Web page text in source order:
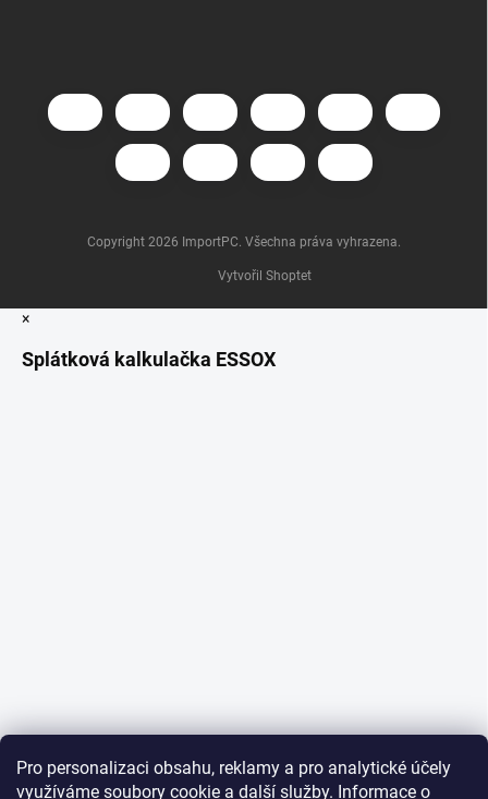
Pro personalizaci obsahu, reklamy a pro analytické účely
využíváme soubory cookie a další služby. Informace o
Vytvořil Shoptet
Copyright 2026 ImportPC. Všechna práva vyhrazena.
×
Splátková kalkulačka ESSOX